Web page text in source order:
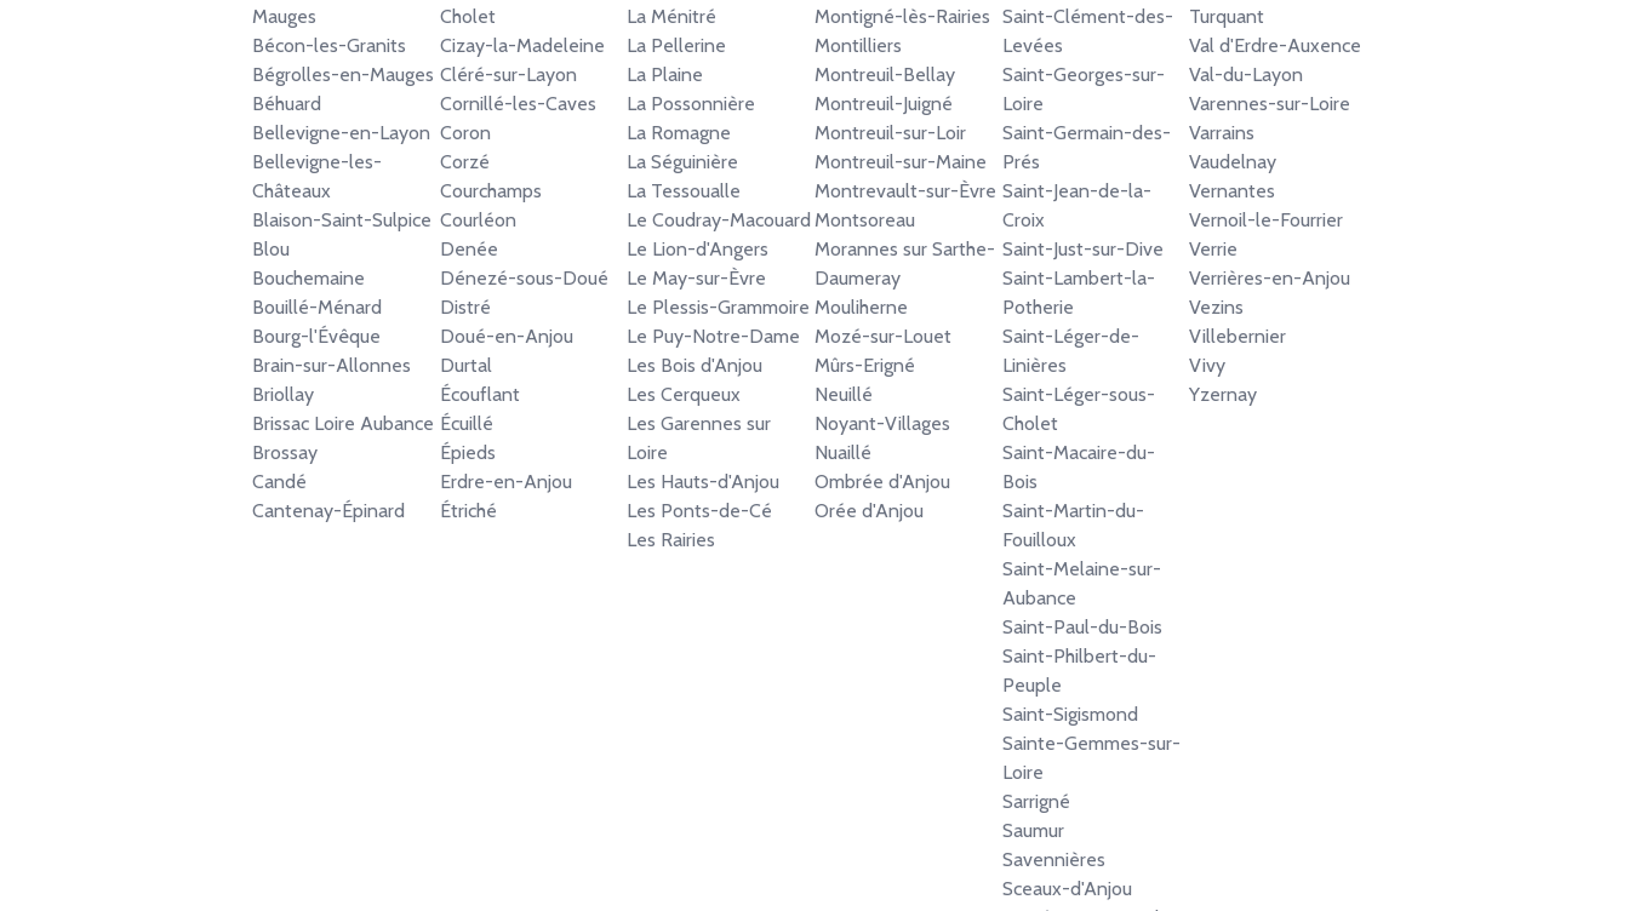
Mauges
Bécon-les-Granits
Bégrolles-en-Mauges
Béhuard
Bellevigne-en-Layon
Bellevigne-les-
Châteaux
Blaison-Saint-Sulpice
Blou
Bouchemaine
Bouillé-Ménard
Bourg-l'Évêque
Brain-sur-Allonnes
Briollay
Brissac Loire Aubance
Brossay
Candé
Cantenay-Épinard
Cholet
Cizay-la-Madeleine
Cléré-sur-Layon
Cornillé-les-Caves
Coron
Corzé
Courchamps
Courléon
Denée
Dénezé-sous-Doué
Distré
Doué-en-Anjou
Durtal
Écouflant
Écuillé
Épieds
Erdre-en-Anjou
Étriché
La Ménitré
La Pellerine
La Plaine
La Possonnière
La Romagne
La Séguinière
La Tessoualle
Le Coudray-Macouard
Le Lion-d'Angers
Le May-sur-Èvre
Le Plessis-Grammoire
Le Puy-Notre-Dame
Les Bois d'Anjou
Les Cerqueux
Les Garennes sur
Loire
Les Hauts-d'Anjou
Les Ponts-de-Cé
Les Rairies
Montigné-lès-Rairies
Montilliers
Montreuil-Bellay
Montreuil-Juigné
Montreuil-sur-Loir
Montreuil-sur-Maine
Montrevault-sur-Èvre
Montsoreau
Morannes sur Sarthe-
Daumeray
Mouliherne
Mozé-sur-Louet
Mûrs-Erigné
Neuillé
Noyant-Villages
Nuaillé
Ombrée d'Anjou
Orée d'Anjou
Saint-Clément-des-
Levées
Saint-Georges-sur-
Loire
Saint-Germain-des-
Prés
Saint-Jean-de-la-
Croix
Saint-Just-sur-Dive
Saint-Lambert-la-
Potherie
Saint-Léger-de-
Linières
Saint-Léger-sous-
Cholet
Saint-Macaire-du-
Bois
Saint-Martin-du-
Fouilloux
Saint-Melaine-sur-
Aubance
Saint-Paul-du-Bois
Saint-Philbert-du-
Peuple
Saint-Sigismond
Sainte-Gemmes-sur-
Loire
Sarrigné
Saumur
Savennières
Sceaux-d'Anjou
Turquant
Val d'Erdre-Auxence
Val-du-Layon
Varennes-sur-Loire
Varrains
Vaudelnay
Vernantes
Vernoil-le-Fourrier
Verrie
Verrières-en-Anjou
Vezins
Villebernier
Vivy
Yzernay